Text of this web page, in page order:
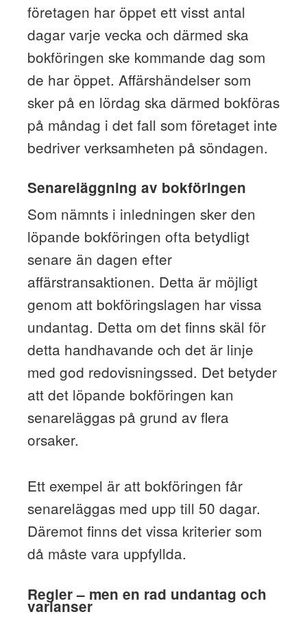
företagen har öppet ett visst antal
dagar varje vecka och därmed ska
bokföringen ske kommande dag som
de har öppet. Affärshändelser som
sker på en lördag ska därmed bokföras
på måndag i det fall som företaget inte
bedriver verksamheten på söndagen.
Senareläggning av bokföringen
Som nämnts i inledningen sker den
löpande bokföringen ofta betydligt
senare än dagen efter
affärstransaktionen. Detta är möjligt
genom att bokföringslagen har vissa
undantag. Detta om det finns skäl för
detta handhavande och det är linje
med god redovisningssed. Det betyder
att det löpande bokföringen kan
senareläggas på grund av flera
orsaker.
Ett exempel är att bokföringen får
senareläggas med upp till 50 dagar.
Däremot finns det vissa kriterier som
då måste vara uppfyllda.
Regler – men en rad undantag och
varianser